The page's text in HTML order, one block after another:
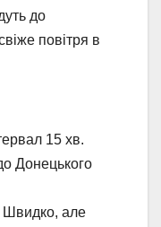
до
повітря в
15 хв.
Донецького
Швидко, але